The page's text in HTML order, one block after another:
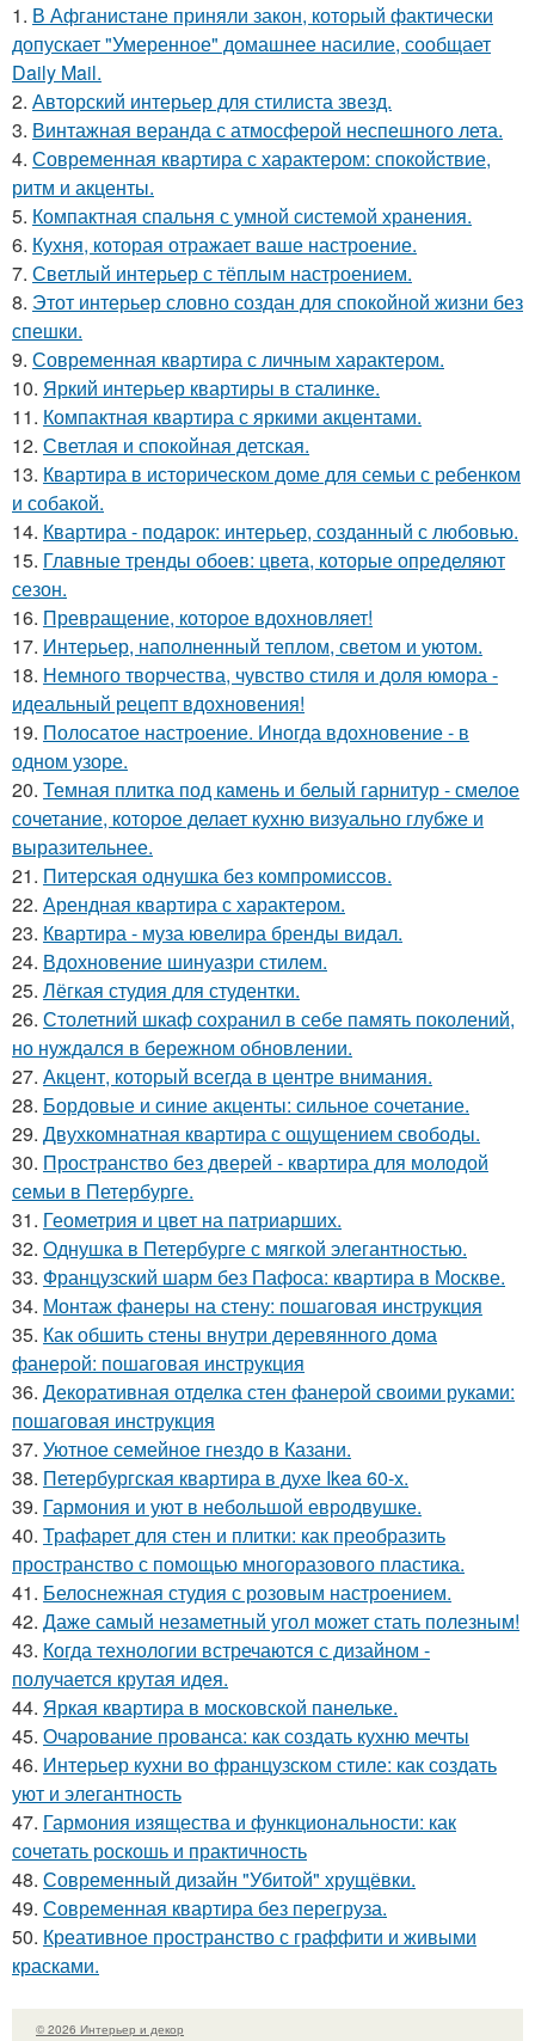
1. В Афганистане приняли закон, который фактически
допускает "Умеренное" домашнее насилие, сообщает
Daily Mail.
2. Авторский интерьер для стилиста звезд.
3. Винтажная веранда с атмосферой неспешного лета.
4. Современная квартира с характером: спокойствие,
ритм и акценты.
5. Компактная спальня с умной системой хранения.
6. Кухня, которая отражает ваше настроение.
7. Светлый интерьер с тёплым настроением.
8. Этот интерьер словно создан для спокойной жизни без
спешки.
9. Современная квартира с личным характером.
10. Яркий интерьер квартиры в сталинке.
11. Компактная квартира с яркими акцентами.
12. Светлая и спокойная детская.
13. Квартира в историческом доме для семьи с ребенком
и собакой.
14. Квартира - подарок: интерьер, созданный с любовью.
15. Главные тренды обоев: цвета, которые определяют
сезон.
16. Превращение, которое вдохновляет!
17. Интерьер, наполненный теплом, светом и уютом.
18. Немного творчества, чувство стиля и доля юмора -
идеальный рецепт вдохновения!
19. Полосатое настроение. Иногда вдохновение - в
одном узоре.
20. Темная плитка под камень и белый гарнитур - смелое
сочетание, которое делает кухню визуально глубже и
выразительнее.
21. Питерская однушка без компромиссов.
22. Арендная квартира с характером.
23. Квартира - муза ювелира бренды видал.
24. Вдохновение шинуазри стилем.
25. Лёгкая студия для студентки.
26. Столетний шкаф сохранил в себе память поколений,
но нуждался в бережном обновлении.
27. Акцент, который всегда в центре внимания.
28. Бордовые и синие акценты: сильное сочетание.
29. Двухкомнатная квартира с ощущением свободы.
30. Пространство без дверей - квартира для молодой
семьи в Петербурге.
31. Геометрия и цвет на патриарших.
32. Однушка в Петербурге с мягкой элегантностью.
33. Французский шарм без Пафоса: квартира в Москве.
34. Монтаж фанеры на стену: пошаговая инструкция
35. Как обшить стены внутри деревянного дома
фанерой: пошаговая инструкция
36. Декоративная отделка стен фанерой своими руками:
пошаговая инструкция
37. Уютное семейное гнездо в Казани.
38. Петербургская квартира в духе Ikea 60-х.
39. Гармония и уют в небольшой евродвушке.
40. Трафарет для стен и плитки: как преобразить
пространство с помощью многоразового пластика.
41. Белоснежная студия с розовым настроением.
42. Даже самый незаметный угол может стать полезным!
43. Когда технологии встречаются с дизайном -
получается крутая идея.
44. Яркая квартира в московской панельке.
45. Очарование прованса: как создать кухню мечты
46. Интерьер кухни во французском стиле: как создать
уют и элегантность
47. Гармония изящества и функциональности: как
сочетать роскошь и практичность
48. Современный дизайн "Убитой" хрущёвки.
49. Современная квартира без перегруза.
50. Креативное пространство с граффити и живыми
красками.
© 2026 Интерьер и декор